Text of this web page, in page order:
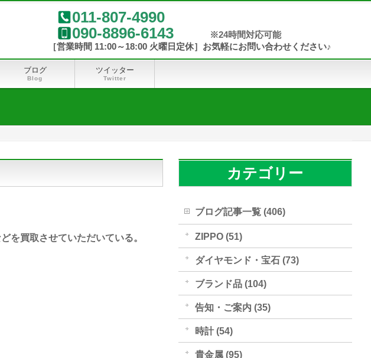
011-807-4990
090-8896-6143
ブログ
Blog
ツイッター
Twitter
を買取させていただいている。
カテゴリー
ブログ記事一覧 (406)
ZIPPO (51)
ダイヤモンド・宝石 (73)
ブランド品 (104)
告知・ご案内 (35)
時計 (54)
貴金属 (95)